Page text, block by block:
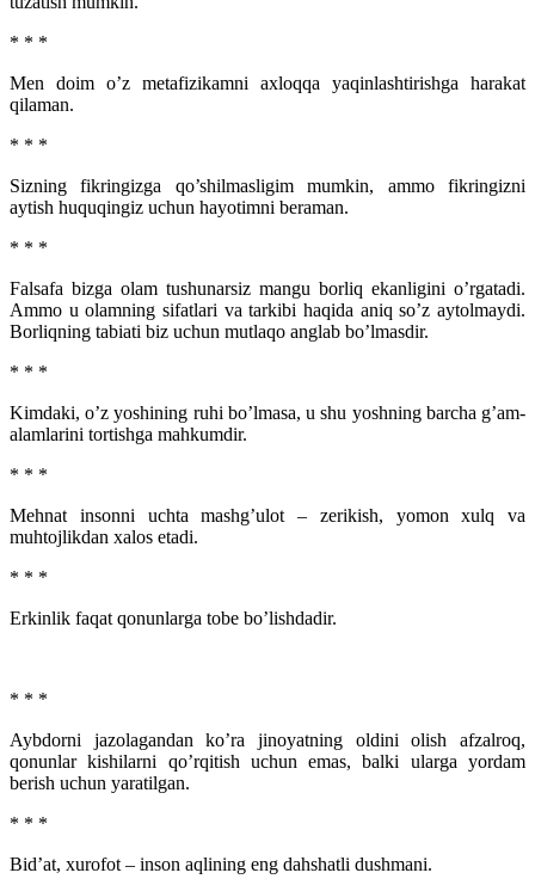
* * *
Men doim o’z metafizikamni axloqqa yaqinlashtirishga harakat
qilaman.
* * *
Sizning fikringizga qo’shilmasligim mumkin, ammo fikringizni
aytish huquqingiz uchun hayotimni beraman.
* * *
Falsafa bizga olam tushunarsiz mangu borliq ekanligini o’rgatadi.
Ammo u olamning sifatlari va tarkibi haqida aniq so’z aytolmaydi.
Borliqning tabiati biz uchun mutlaqo anglab bo’lmasdir.
* * *
Kimdaki, o’z yoshining ruhi bo’lmasa, u shu yoshning barcha g’am-
alamlarini tortishga mahkumdir.
* * *
Mehnat insonni uchta mashg’ulot – zerikish, yomon xulq va
muhtojlikdan xalos etadi.
* * *
Erkinlik faqat qonunlarga tobe bo’lishdadir.
* * *
Aybdorni jazolagandan ko’ra jinoyatning oldini olish afzalroq,
qonunlar kishilarni qo’rqitish uchun emas, balki ularga yordam
berish uchun yaratilgan.
* * *
Bid’at, xurofot – inson aqlining eng dahshatli dushmani.